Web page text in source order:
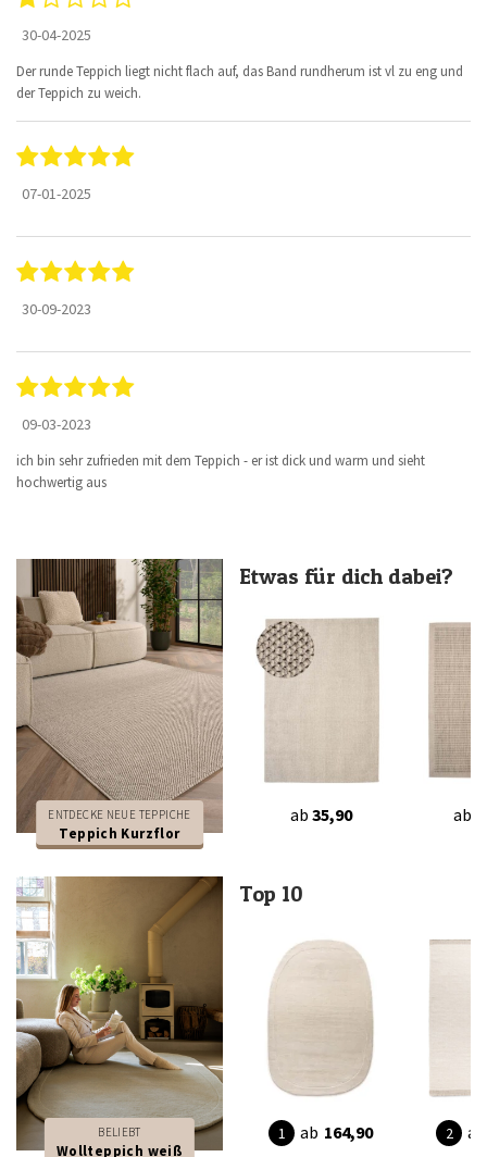
30-04-2025
Der runde Teppich liegt nicht flach auf, das Band rundherum ist vl zu eng und
der Teppich zu weich.
07-01-2025
30-09-2023
09-03-2023
ich bin sehr zufrieden mit dem Teppich - er ist dick und warm und sieht
hochwertig aus
ENTDECKE NEUE TEPPICHE
Teppich Kurzflor
Etwas für dich dabei?
ab 35,90 ab
BELIEBT
Wollteppich weiß
Top 10
ab 164,90 ab